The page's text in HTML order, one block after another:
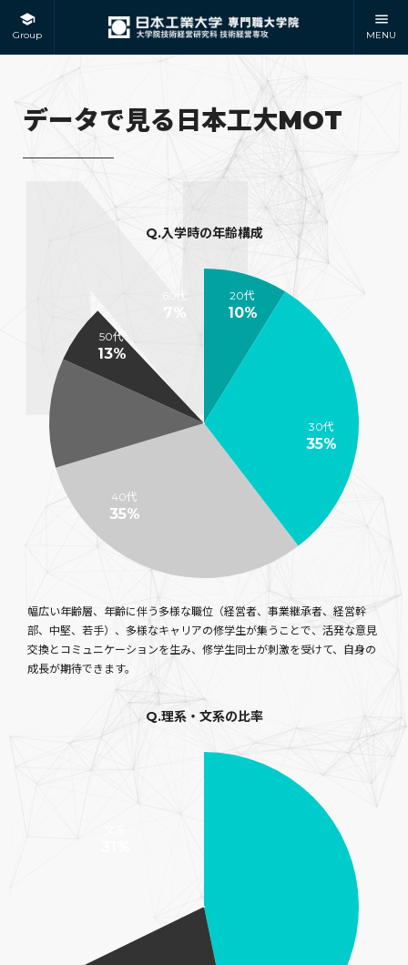
Group MENU
データで見る日本工大MOT
Q.入学時の年齢構成
20代
10%
30代
35%
40代
35%
50代
13%
60代
7%
幅広い年齢層、年齢に伴う多様な職位（経営者、事業継承者、経営幹
部、中堅、若手）、多様なキャリアの修学生が集うことで、活発な意見
交換とコミュニケーションを生み、修学生同士が刺激を受けて、自身の
成長が期待できます。
Q.理系・文系の比率